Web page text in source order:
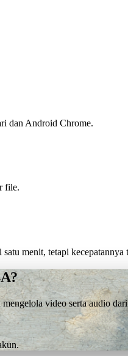
dan Android Chrome.
file.
menit, tetapi kecepatannya
video serta audio